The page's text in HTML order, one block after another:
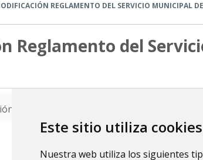
Este sitio utiliza cookies
Nuestra web utiliza los siguientes
REGLAMENTO DEL SERVICIO MUNICIPAL
Reglamento del
Reglamento del Servicio Municipal de Agua